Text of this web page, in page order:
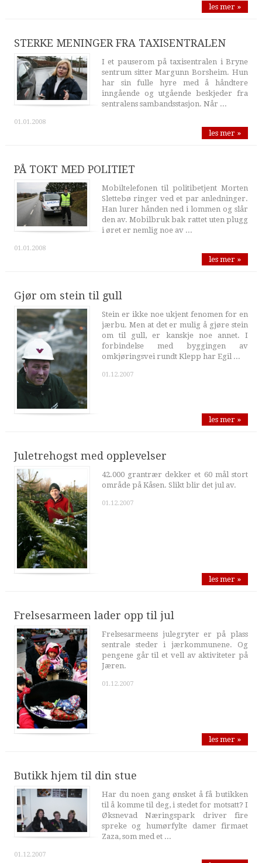
les mer »
STERKE MENINGER FRA TAXISENTRALEN
I et pauserom på taxisentralen i Bryne
sentrum sitter Margunn Borsheim. Hun
har sin fulle hyre med å håndtere
inngående og utgående beskjeder fra
sentralens sambandsstasjon. Når ...
01.01.2008
les mer »
PÅ TOKT MED POLITIET
Mobiltelefonen til politibetjent Morten
Slettebø ringer ved et par anledninger.
Han lurer hånden ned i lommen og slår
den av. Mobilbruk bak rattet uten plugg
i øret er nemlig noe av ...
01.01.2008
les mer »
Gjør om stein til gull
Stein er ikke noe ukjent fenomen for en
jærbu. Men at det er mulig å gjøre stein
om til gull, er kanskje noe annet. I
forbindelse med byggingen av
omkjøringsvei rundt Klepp har Egil ...
01.12.2007
les mer »
Juletrehogst med opplevelser
42.000 grantrær dekker et 60 mål stort
område på Kåsen. Slikt blir det jul av.
01.12.2007
les mer »
Frelsesarmeen lader opp til jul
Frelsesarmeens julegryter er på plass
sentrale steder i jærkommunene. Og
pengene går til et vell av aktiviteter på
Jæren.
01.12.2007
les mer »
Butikk hjem til din stue
Har du noen gang ønsket å få butikken
til å komme til deg, i stedet for motsatt? I
Øksnevad Næringspark driver fire
spreke og humørfylte damer firmaet
Zaza, som med et ...
01.12.2007